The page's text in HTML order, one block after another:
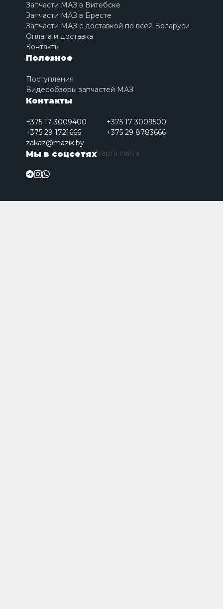
Запчасти МАЗ в Витебске
Запчасти МАЗ в Бресте
Запчасти МАЗ с доставкой по всей Беларуси
Оплата и доставка
Контакты
Полезное
Поступления
Видеообзоры запчастей МАЗ
Контакты
+375 17 3009400
+375 17 3009500
+375 29 1721666
+375 29 8783666
zakaz@mazik.by
Мы в соцсетяхКарта сайта